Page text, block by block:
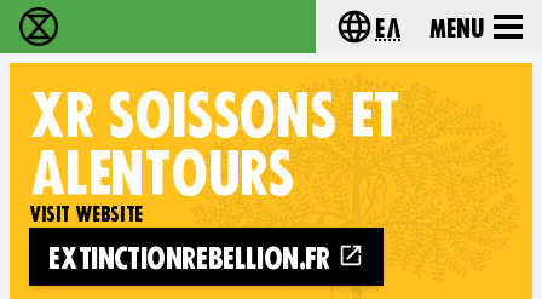
Extinction Rebellion - Home Choose your
Ελ Menu
XR SOISSONS ET
ALENTOURS
VISIT WEBSITE
EXTINCTIONREBELLION.FR